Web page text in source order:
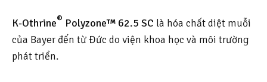
K-Othrine® Polyzone™ 62.5 SC là hóa chất diệt muỗi
của Bayer đến từ Đức do viện khoa học và môi trường
phát triển.